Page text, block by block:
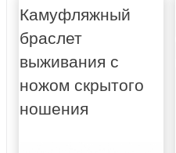
Камуфляжный
браслет
выживания с
ножом скрытого
ношения